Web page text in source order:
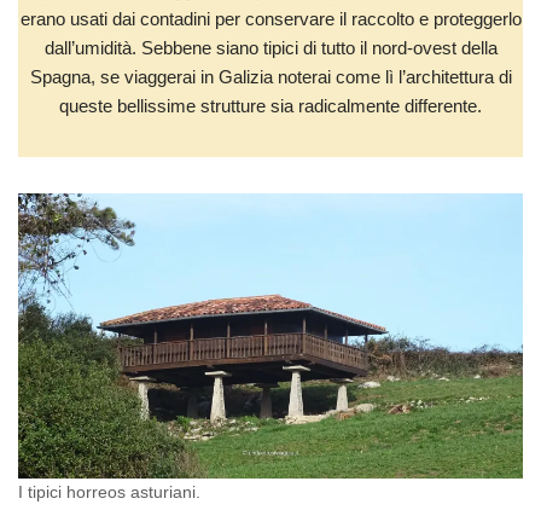
erano usati dai contadini per conservare il raccolto e proteggerlo
dall’umidità. Sebbene siano tipici di tutto il nord-ovest della
Spagna, se viaggerai in Galizia noterai come lì l’architettura di
queste bellissime strutture sia radicalmente differente.
I tipici horreos asturiani.